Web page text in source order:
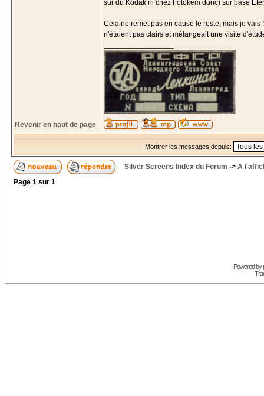
sur du Kodak ni chez Fotokem donc) sur base
Cela ne remet pas en cause le reste, mais je
n'étaient pas clairs et mélangeait une visite
Revenir en haut de page
Montrer les messages depuis:
Silver Screens Index du Forum -> A
Page 1 sur 1
Powered by